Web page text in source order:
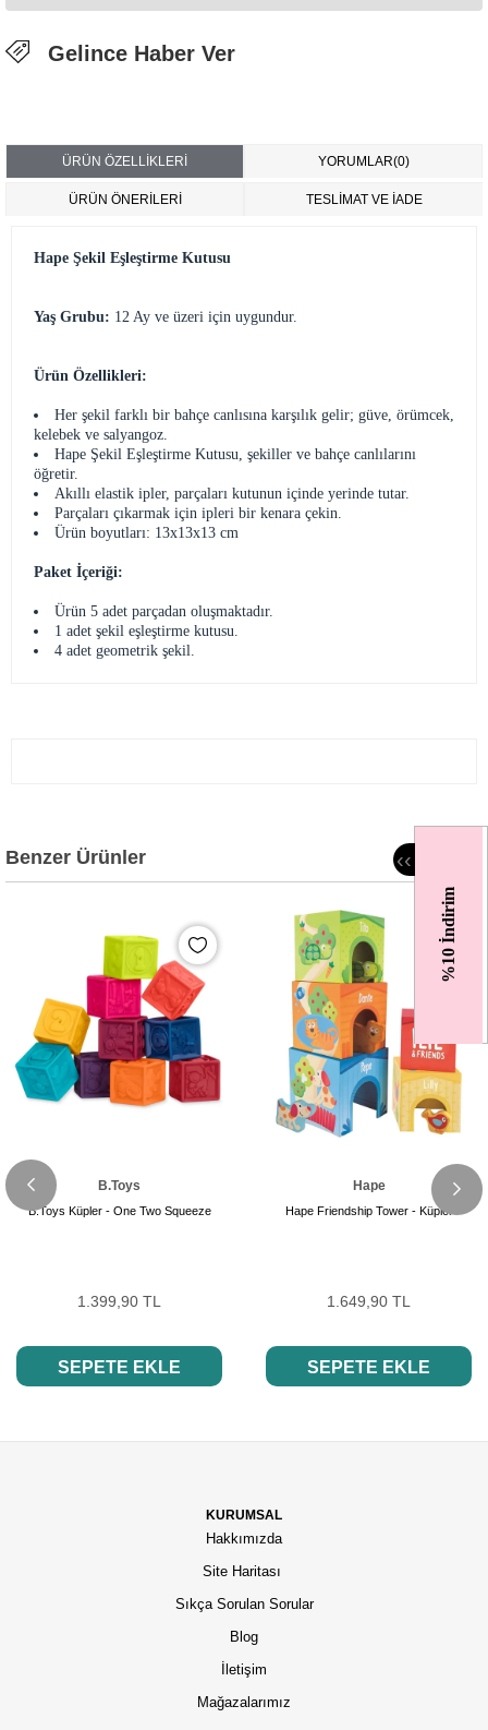
%10 İndirim
‹‹
Gelince Haber Ver
ÜRÜN ÖZELLIKLERI YORUMLAR(0)
ÜRÜN ÖNERILERI TESLİMAT VE İADE
Hape Şekil Eşleştirme Kutusu
Yaş Grubu: 12 Ay ve üzeri için uygundur.
Ürün Özellikleri:
Her şekil farklı bir bahçe canlısına karşılık gelir; güve, örümcek,
kelebek ve salyangoz.
Hape Şekil Eşleştirme Kutusu, şekiller ve bahçe canlılarını
öğretir.
Akıllı elastik ipler, parçaları kutunun içinde yerinde tutar.
Parçaları çıkarmak için ipleri bir kenara çekin.
Ürün boyutları: 13x13x13 cm
Paket İçeriği:
Ürün 5 adet parçadan oluşmaktadır.
1 adet şekil eşleştirme kutusu.
4 adet geometrik şekil.
Benzer Ürünler
B.Toys
B.Toys Küpler - One Two Squeeze
1.399,90 TL
SEPETE EKLE
Hape
Hape Friendship Tower - Küpler
1.649,90 TL
SEPETE EKLE
KURUMSAL
Hakkımızda
Site Haritası
Sıkça Sorulan Sorular
Blog
İletişim
Mağazalarımız